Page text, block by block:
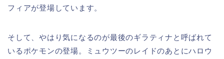
フィアが登場しています。
そして、やはり気になるのが最後のギラティナと呼ばれて
いるポケモンの登場。ミュウツーのレイドのあとにハロウ